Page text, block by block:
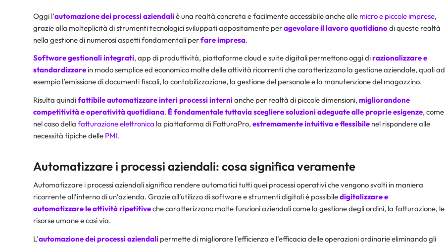
Oggi l’automazionedei processi aziendaliè una realtà concreta e facilmente accessibile anche alle micro e piccole imprese,
grazie alla molteplicità di strumenti tecnologici sviluppati appositamente peragevolare il lavoro quotidianodi queste realtà
nella gestione di numerosi aspetti fondamentali perfare impresa.
Software gestionali integrati, app di produttività, piattaforme cloud e suite digitali permettono oggi dirazionalizzare e
standardizzare in modo semplice ed economico molte delle attività ricorrenti che caratterizzano la gestione aziendale, quali ad
esempio l’emissione di documenti fiscali, la contabilizzazione, la gestione del personale e la manutenzione del magazzino.
Risulta quindifattibile automatizzare interi processi internianche per realtà di piccole dimensioni, migliorandone
competitività e operatività quotidiana. È fondamentale tuttavia scegliere soluzioni adeguate alle proprie esigenze, come
nel caso della fatturazione elettronica la piattaforma di FatturaPro, estremamente intuitiva e flessibile nel rispondere alle
necessità tipiche delle PMI.
Automatizzare i processi aziendali: cosa significa veramente
Automatizzare i processi aziendali significa rendere automatici tutti quei processi operativi che vengono svolti in maniera
ricorrente all’interno di un’azienda. Grazie all’utilizzo di software e strumenti digitali è possibiledigitalizzare e
automatizzarele attività ripetitiveche caratterizzano molte funzioni aziendali come la gestione degli ordini, la fatturazione, le
risorse umane e così via.
L’automazione dei processi aziendali permette di migliorare l’efficienza e l’efficacia delle operazioni ordinarie eliminando gli